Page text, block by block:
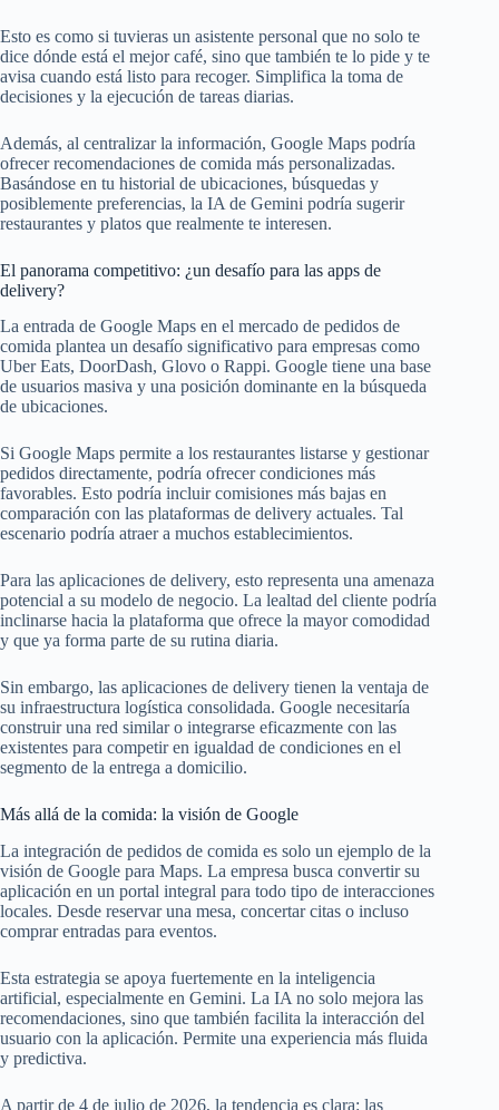
Esto es como si tuvieras un asistente personal que no solo te
dice dónde está el mejor café, sino que también te lo pide y te
avisa cuando está listo para recoger. Simplifica la toma de
decisiones y la ejecución de tareas diarias.
Además, al centralizar la información, Google Maps podría
ofrecer recomendaciones de comida más personalizadas.
Basándose en tu historial de ubicaciones, búsquedas y
posiblemente preferencias, la IA de Gemini podría sugerir
restaurantes y platos que realmente te interesen.
El panorama competitivo: ¿un desafío para las apps de
delivery?
La entrada de Google Maps en el mercado de pedidos de
comida plantea un desafío significativo para empresas como
Uber Eats, DoorDash, Glovo o Rappi. Google tiene una base
de usuarios masiva y una posición dominante en la búsqueda
de ubicaciones.
Si Google Maps permite a los restaurantes listarse y gestionar
pedidos directamente, podría ofrecer condiciones más
favorables. Esto podría incluir comisiones más bajas en
comparación con las plataformas de delivery actuales. Tal
escenario podría atraer a muchos establecimientos.
Para las aplicaciones de delivery, esto representa una amenaza
potencial a su modelo de negocio. La lealtad del cliente podría
inclinarse hacia la plataforma que ofrece la mayor comodidad
y que ya forma parte de su rutina diaria.
Sin embargo, las aplicaciones de delivery tienen la ventaja de
su infraestructura logística consolidada. Google necesitaría
construir una red similar o integrarse eficazmente con las
existentes para competir en igualdad de condiciones en el
segmento de la entrega a domicilio.
Más allá de la comida: la visión de Google
La integración de pedidos de comida es solo un ejemplo de la
visión de Google para Maps. La empresa busca convertir su
aplicación en un portal integral para todo tipo de interacciones
locales. Desde reservar una mesa, concertar citas o incluso
comprar entradas para eventos.
Esta estrategia se apoya fuertemente en la inteligencia
artificial, especialmente en Gemini. La IA no solo mejora las
recomendaciones, sino que también facilita la interacción del
usuario con la aplicación. Permite una experiencia más fluida
y predictiva.
A partir de 4 de julio de 2026, la tendencia es clara: las